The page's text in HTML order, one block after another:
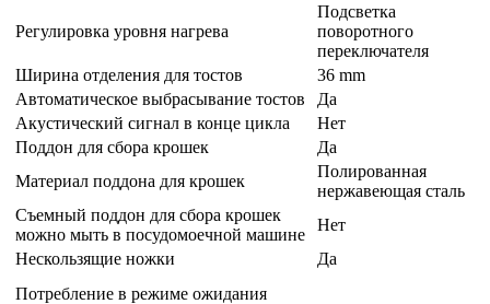
Регулировка уровня нагрева
Подсветка
поворотного
переключателя
Ширина отделения для тостов
36 mm
Автоматическое выбрасывание тостов
Да
Акустический сигнал в конце цикла
Нет
Поддон для сбора крошек
Да
Материал поддона для крошек
Полированная
нержавеющая сталь
Съемный поддон для сбора крошек
можно мыть в посудомоечной машине
Нет
Нескользящие ножки
Да
Потребление в режиме ожидания